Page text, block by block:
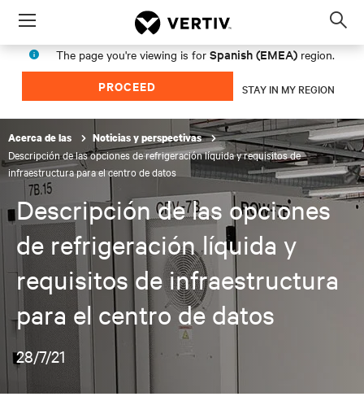
Menu
The page you're viewing is for Spanish (EMEA) region.
PROCEED STAY IN MY REGION
Acerca de las Noticias y perspectivas
Descripción de las opciones de refrigeración líquida y requisitos de
infraestructura para el centro de datos
Descripción de las opciones
de refrigeración líquida y
requisitos de infraestructura
para el centro de datos
28/7/21